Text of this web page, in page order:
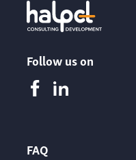
Follow us on
FAQ